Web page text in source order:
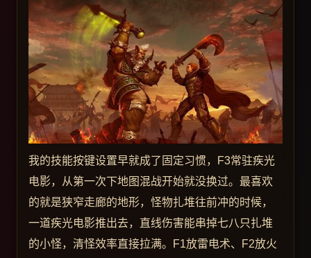
我的技能按键设置早就成了固定习惯，F3常驻疾光
电影，从第一次下地图混战开始就没换过。最喜欢
的就是狭窄走廊的地形，怪物扎堆往前冲的时候，
一道疾光电影推出去，直线伤害能串掉七八只扎堆
的小怪，清怪效率直接拉满。F1放雷电术、F2放火